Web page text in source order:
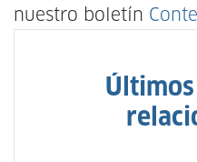
nuestro boletín